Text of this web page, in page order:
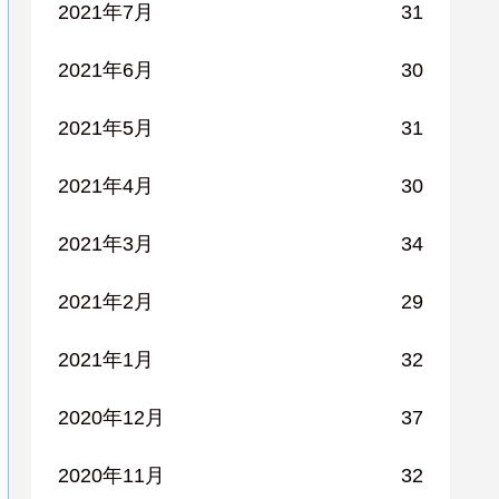
2021年7月 31
2021年6月 30
2021年5月 31
2021年4月 30
2021年3月 34
2021年2月 29
2021年1月 32
2020年12月 37
2020年11月 32